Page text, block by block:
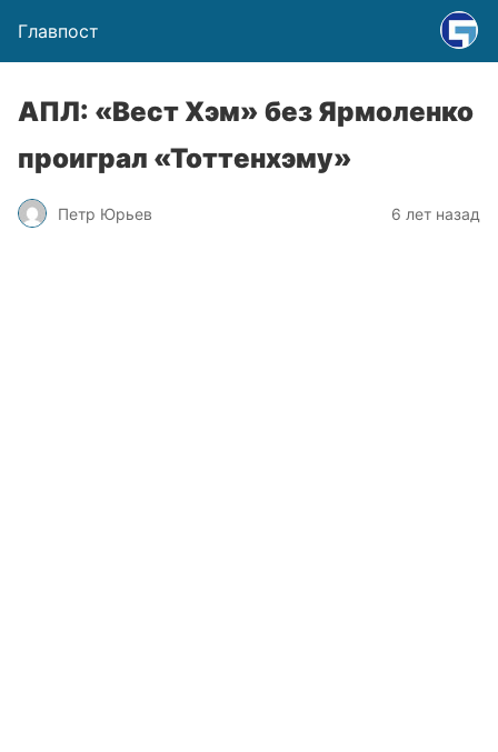
Главпост
АПЛ: «Вест Хэм» без Ярмоленко
проиграл «Тоттенхэму»
Петр Юрьев 6 лет назад